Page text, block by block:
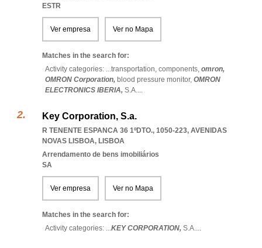
ESTR
Ver empresa Ver no Mapa
Matches in the search for:
Activity categories: ...transportation, components, omron,
OMRON Corporation, blood pressure monitor, OMRON
ELECTRONICS IBERIA, S.A....
Key Corporation, S.a.
R TENENTE ESPANCA 36 1ºDTO., 1050-223, AVENIDAS
NOVAS LISBOA, LISBOA
Arrendamento de bens imobiliários
SA
Ver empresa Ver no Mapa
Matches in the search for:
Activity categories: ...KEY CORPORATION, S.A....